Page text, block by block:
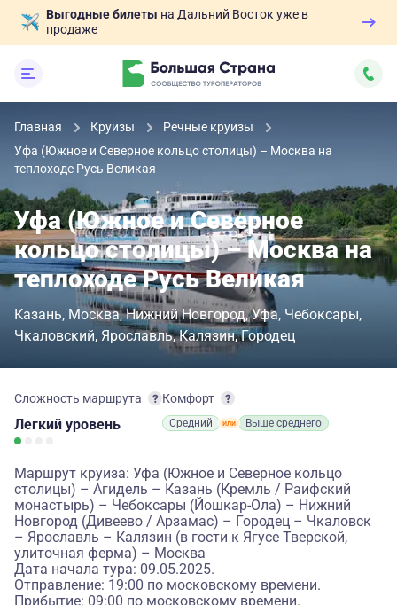
Выгодные билеты на Дальний Восток уже в
продаже
Главная Круизы
Речные круизы
Уфа (Южное и Северное кольцо столицы) – Москва на
теплоходе Русь Великая
Уфа (Южное и Северное
кольцо столицы) – Москва на
теплоходе Русь Великая
Казань Москва Нижний Новгород Уфа Чебоксары
Чкаловский Ярославль Калязин Городец
Сложность маршрута
Легкий уровень
Комфорт
Средний Выше среднего
Маршрут круиза: Уфа (Южное и Северное кольцо
столицы) – Агидель – Казань (Кремль / Раифский
монастырь) – Чебоксары (Йошкар-Ола) – Нижний
Новгород (Дивеево / Арзамас) – Городец – Чкаловск
– Ярославль – Калязин (в гости к Ягусе Тверской,
улиточная ферма) – Москва
Дата начала тура: 09.05.2025.
Отправление: 19:00 по московскому времени.
Прибытие: 09:00 по московскому времени.